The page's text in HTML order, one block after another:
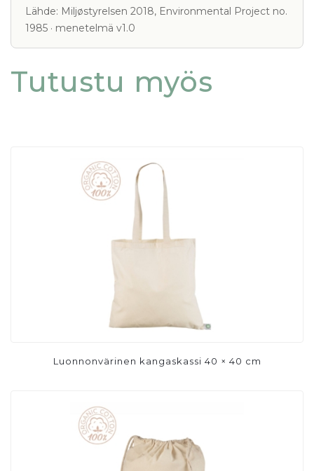
Lähde: Miljøstyrelsen 2018, Environmental Project no.
1985 · menetelmä v1.0
Tutustu myös
Luonnonvärinen kangaskassi 40 × 40 cm